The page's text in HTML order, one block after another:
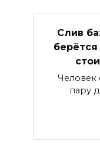
Слив
берётся
Человек
пару